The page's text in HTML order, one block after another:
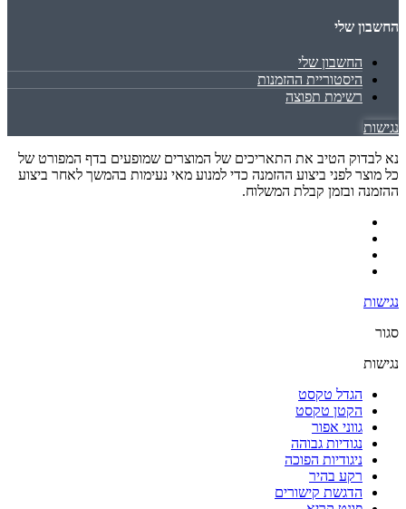
החשבון שלי
החשבון שלי
היסטוריית ההזמנות
רשימת תפוצה
נגישות
נא לבדוק הטיב את התאריכים של המוצרים שמופעים בדף המפורט של
כל מוצר לפני ביצוע ההזמנה כדי למנוע מאי נעימות בהמשך לאחר ביצוע
ההזמנה ובזמן קבלת המשלוח.
נגישות
סגור
נגישות
הגדל טקסט
הקטן טקסט
גווני אפור
נגודיות גבוהה
ניגודיות הפוכה
רקע בהיר
הדגשת קישורים